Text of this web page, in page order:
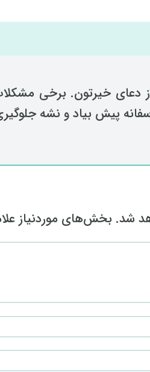
از دعای خیرتون. برخی
پیش بیاد و نشه
شد. بخش‌های موردنیاز